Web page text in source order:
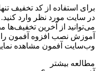
برای استفاده از کد تخفیف
در سایت مورد نظر وارد
می‌توانید از آخرین تخفیف‌ها
آموزش نصب افزوه آفمون را
وب‌سایت آفمون مشاهده
مطالعه بیشتر